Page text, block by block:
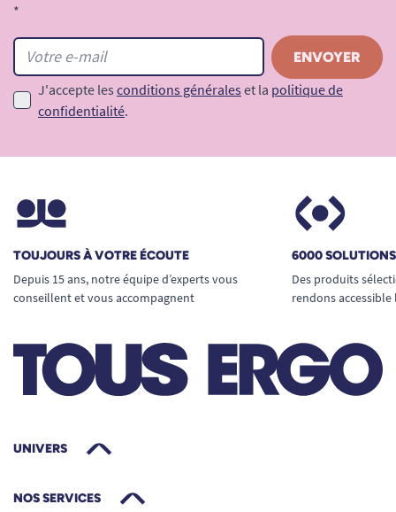
*
J'accepte les conditions générales et la politique de
confidentialité.
TOUJOURS À VOTRE ÉCOUTE
Depuis 15 ans, notre équipe d’experts vous
conseillent et vous accompagnent
6000
Des produits
rendons
UNIVERS
NOS SERVICES